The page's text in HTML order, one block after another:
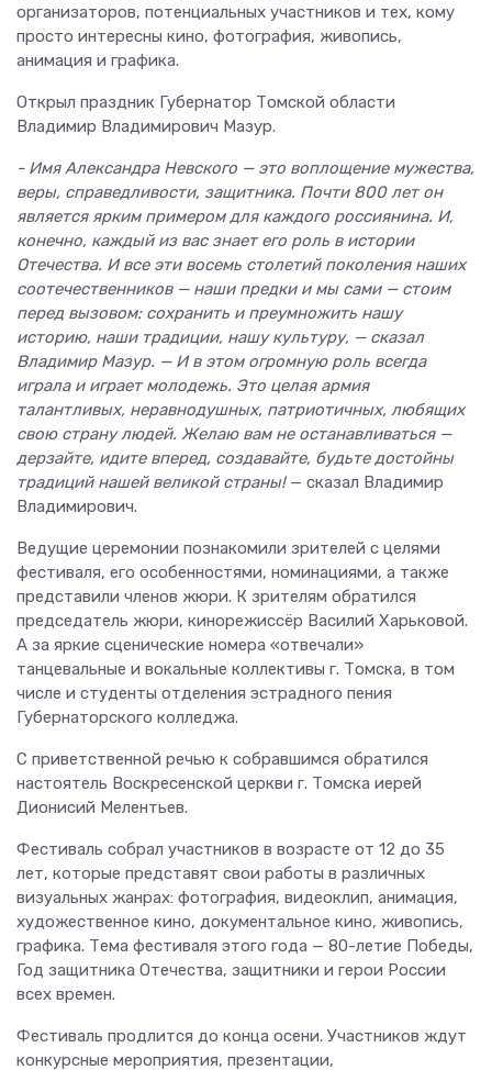
организаторов, потенциальных участников и тех, кому
просто интересны кино, фотография, живопись,
анимация и графика.
Открыл праздник Губернатор Томской области
Владимир Владимирович Мазур.
- Имя Александра Невского — это воплощение мужества,
веры, справедливости, защитника. Почти 800 лет он
является ярким примером для каждого россиянина. И,
конечно, каждый из вас знает его роль в истории
Отечества. И все эти восемь столетий поколения наших
соотечественников — наши предки и мы сами — стоим
перед вызовом: сохранить и преумножить нашу
историю, наши традиции, нашу культуру, — сказал
Владимир Мазур. — И в этом огромную роль всегда
играла и играет молодежь. Это целая армия
талантливых, неравнодушных, патриотичных, любящих
свою страну людей. Желаю вам не останавливаться —
дерзайте, идите вперед, создавайте, будьте достойны
традиций нашей великой страны!— сказал Владимир
Владимирович.
Ведущие церемонии познакомили зрителей с целями
фестиваля, его особенностями, номинациями, а также
представили членов жюри. К зрителям обратился
председатель жюри, кинорежиссёр Василий Харьковой.
А за яркие сценические номера «отвечали»
танцевальные и вокальные коллективы г. Томска, в том
числе и студенты отделения эстрадного пения
Губернаторского колледжа.
С приветственной речью к собравшимся обратился
настоятель Воскресенской церкви г. Томска иерей
Дионисий Мелентьев.
Фестиваль собрал участников в возрасте от 12 до 35
лет, которые представят свои работы в различных
визуальных жанрах: фотография, видеоклип, анимация,
художественное кино, документальное кино, живопись,
графика. Тема фестиваля этого года — 80-летие Победы,
Год защитника Отечества, защитники и герои России
всех времен.
Фестиваль продлится до конца осени. Участников ждут
конкурсные мероприятия, презентации,